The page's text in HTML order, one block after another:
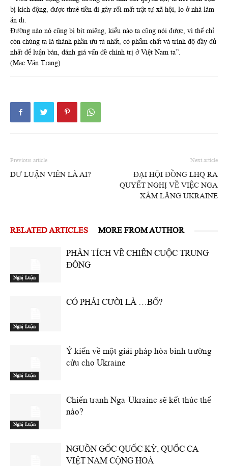
bị kích động, được thuê tiền đi gây rối mất trật tự xã hội, lo ở nhà làm
ăn đi.
Đường nào nó cũng bị bịt miệng, kiểu nào ta cũng nói được, vì thế chỉ
còn chúng ta là thành phần ưu tú nhất, có phẩm chất và trình độ đầy đủ
nhất để luận bàn, đánh giá vấn đề chính trị ở Việt Nam ta”.
(Mạc Văn Trang)
Previous article
DƯ LUẬN VIÊN LÀ AI?
Next article
ĐẠI HỘI ĐỒNG LHQ RA
QUYẾT NGHỊ VỀ VIỆC NGA
XÂM LĂNG UKRAINE
RELATED ARTICLES MORE FROM AUTHOR
Nghị Luận
PHÂN TÍCH VỀ CHIẾN CUỘC TRUNG
ĐÔNG
Nghị Luận
CÓ PHẢI CƯỜI LÀ …BỔ?
Nghị Luận
Ý kiến về một giải pháp hòa bình trường
cửu cho Ukraine
Nghị Luận
Chiến tranh Nga-Ukraine sẽ kết thúc thế
nào?
NGUỒN GỐC QUỐC KỲ, QUỐC CA
VIỆT NAM CỘNG HOÀ